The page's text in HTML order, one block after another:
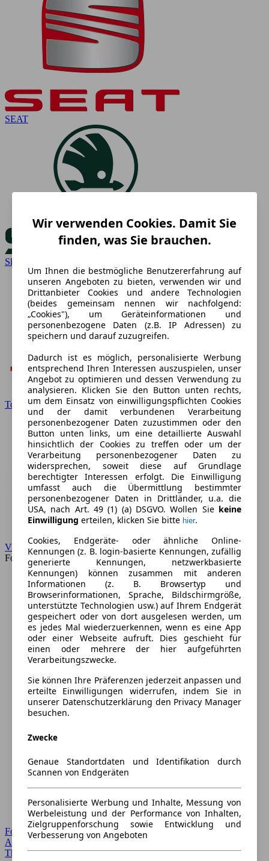
SEAT
Skoda
Toyota
VW
Forum
Forum Startseite
Alle Auto-Foren
Themen-Forum
Wir verwenden Cookies. Damit Sie
finden, was Sie brauchen.
Um Ihnen die bestmögliche Benutzererfahrung auf
unseren Angeboten zu bieten, verwenden wir und
Drittanbieter Cookies und andere Technologien
(beides gemeinsam nennen wir nachfolgend:
„Cookies"), um Geräteinformationen und
personenbezogene Daten (z.B. IP Adressen) zu
speichern und darauf zuzugreifen.
Dadurch ist es möglich, personalisierte Werbung
entsprechend Ihren Interessen auszuspielen, unser
Angebot zu optimieren und dessen Verwendung zu
analysieren. Klicken Sie den Button unten rechts,
um dem Einsatz von einwilligungspflichten Cookies
und der damit verbundenen Verarbeitung
personenbezogener Daten zuzustimmen oder den
Button unten links, um eine detaillierte Auswahl
hinsichtlich der Cookies zu treffen oder um der
Verarbeitung personenbezogener Daten zu
widersprechen, soweit diese auf Grundlage
berechtigter Interessen erfolgt. Die Einwilligung
umfasst auch die Übermittlung bestimmter
personenbezogener Daten in Drittländer, u.a. die
USA, nach Art. 49 (1) (a) DSGVO. Wollen Sie keine
Einwilligung erteilen, klicken Sie bitte hier.
Cookies, Endgeräte- oder ähnliche Online-
Kennungen (z. B. login-basierte Kennungen, zufällig
generierte Kennungen, netzwerkbasierte
Kennungen) können zusammen mit anderen
Informationen (z. B. Browsertyp und
Browserinformationen, Sprache, Bildschirmgröße,
unterstützte Technologien usw.) auf Ihrem Endgerät
gespeichert oder von dort ausgelesen werden, um
es jedes Mal wiederzuerkennen, wenn es eine App
oder einer Webseite aufruft. Dies geschieht für
einen oder mehrere der hier aufgeführten
Verarbeitungszwecke.
Sie können Ihre Präferenzen jederzeit anpassen und
erteilte Einwilligungen widerrufen, indem Sie in
unserer Datenschutzerklärung den Privacy Manager
besuchen.
Zwecke
Genaue Standortdaten und Identifikation durch
Scannen von Endgeräten
Personalisierte Werbung und Inhalte, Messung von
Werbeleistung und der Performance von Inhalten,
Zielgruppenforschung sowie Entwicklung und
Verbesserung von Angeboten